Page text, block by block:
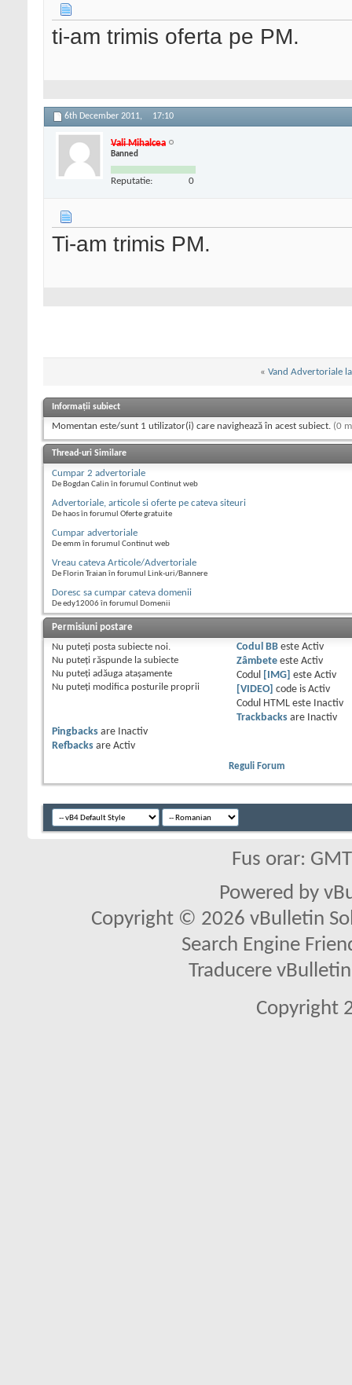
ti-am trimis oferta pe PM.
6th December 2011, 17:10
Vali Mihalcea
Banned
Reputatie: 0
Ti-am trimis PM.
« Vand Advertoriale
Informații subiect
Momentan este/sunt 1 utilizator(i) care navighează în acest subiect. (0
Thread-uri Similare
Cumpar 2 advertoriale
De Bogdan Calin în forumul Continut web
Advertoriale, articole si oferte pe cateva siteuri
De haos în forumul Oferte gratuite
Cumpar advertoriale
De emm în forumul Continut web
Vreau cateva Articole/Advertoriale
De Florin Traian în forumul Link-uri/Bannere
Doresc sa cumpar cateva domenii
De edy12006 în forumul Domenii
Permisiuni postare
Nu puteţi posta subiecte noi.
Nu puteţi răspunde la subiecte
Nu puteţi adăuga ataşamente
Nu puteţi modifica posturile proprii
Codul BBeste Activ
Zâmbeteeste Activ
Codul
[IMG] este Activ
[VIDEO] code is Activ
Codul HTML este
Inactiv
Trackbacksare
Inactiv
Pingbacks are
Inactiv
Refbacks are Activ
Reguli Forum
Fus orar:
Powered by
Copyright © 2026 vBulletin
Search Engine
Traducere
Copyright